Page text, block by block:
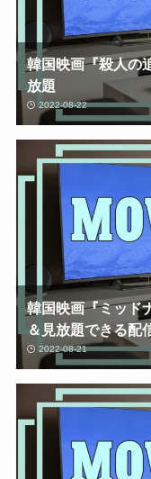
韓国映画『殺人の
放題
2022-08-22
韓国映画『ミッド
＆見放題できる配
2022-08-21